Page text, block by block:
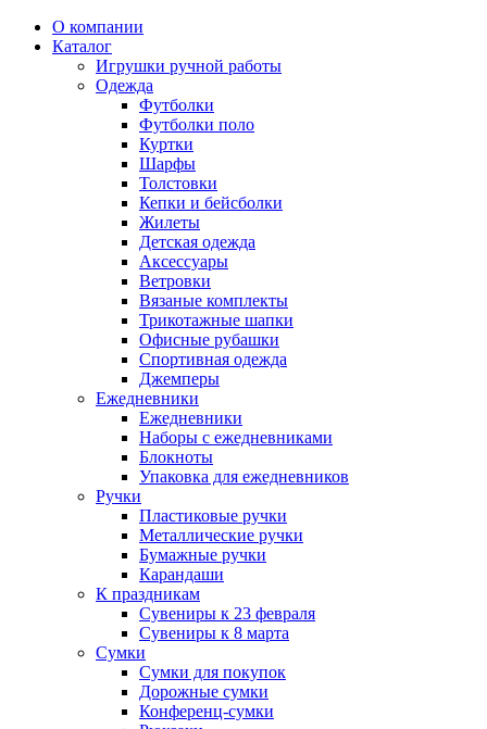
О компании
Каталог
Игрушки ручной работы
Одежда
Футболки
Футболки поло
Куртки
Шарфы
Толстовки
Кепки и бейсболки
Жилеты
Детская одежда
Аксессуары
Ветровки
Вязаные комплекты
Трикотажные шапки
Офисные рубашки
Спортивная одежда
Джемперы
Ежедневники
Ежедневники
Наборы с ежедневниками
Блокноты
Упаковка для ежедневников
Ручки
Пластиковые ручки
Металлические ручки
Бумажные ручки
Карандаши
К праздникам
Сувениры к 23 февраля
Сувениры к 8 марта
Сумки
Сумки для покупок
Дорожные сумки
Конференц-сумки